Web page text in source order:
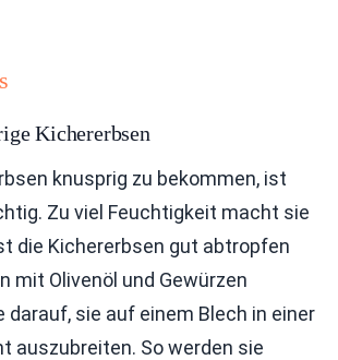
Kichererbsen
knusprig zu bekommen, ist
Zu viel Feuchtigkeit macht sie
die Kichererbsen gut abtropfen
mit Olivenöl und Gewürzen
darauf, sie auf einem Blech in einer
auszubreiten. So werden sie